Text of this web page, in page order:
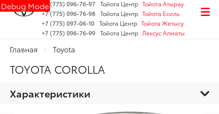
Debug Mode+7 (775) 096-76-97 Тойота Центр Тойота Атырау
+7 (775) 096-76-98 Тойота Центр Тойота Есиль
+7 (775) 097-06-10 Тойота Центр Тойота Жетысу
+7 (775) 096-76-99 Тойота Центр Лексус Алматы
Главная Toyota
TOYOTA COROLLA
Характеристики